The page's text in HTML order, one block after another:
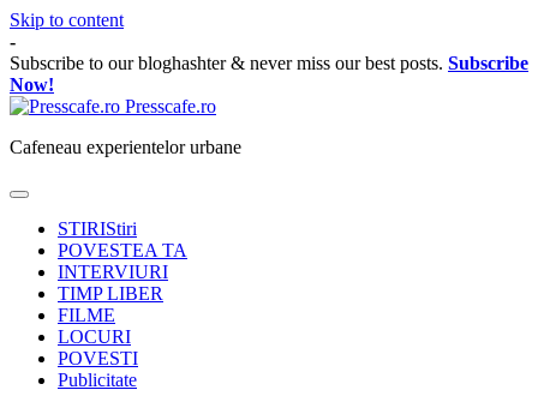
Skip to content
-
Subscribe to our bloghashter & never miss our best posts. Subscribe
Now!
Presscafe.ro
Cafeneau experientelor urbane
STIRIStiri
POVESTEA TA
INTERVIURI
TIMP LIBER
FILME
LOCURI
POVESTI
Publicitate